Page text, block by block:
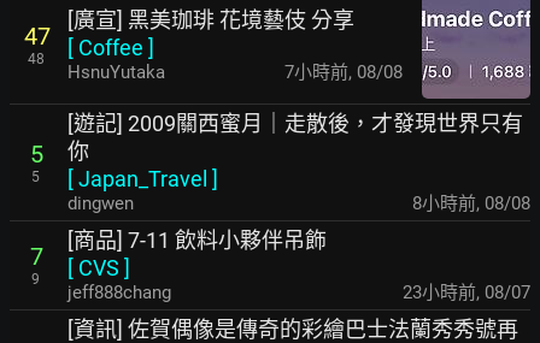
47
48
[廣宣] 黑美珈琲 花境藝伎 分享
[ Coffee ]
HsnuYutaka 7小時前, 08/08
5
5
[遊記] 2009關西蜜月｜走散後，才發現世界只有
你
[Japan_Travel ]
dingwen 8小時前, 08/08
7
9
[商品] 7-11 飲料小夥伴吊飾
[ CVS ]
jeff888chang 23小時前, 08/07
[資訊] 佐賀偶像是傳奇的彩繪巴士法蘭秀秀號再